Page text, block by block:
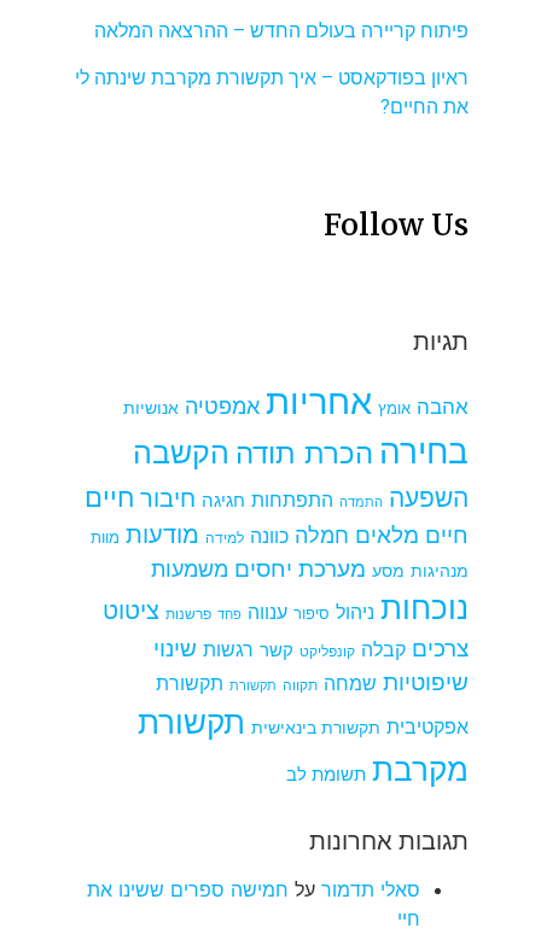
פיתוח קריירה בעולם החדש – ההרצאה המלאה
ראיון בפודקאסט – איך תקשורת מקרבת שינתה לי
את החיים?
Follow Us
תגיות
אהבה אומץ אחריות אמפטיה אנושיות
בחירה הכרת תודה הקשבה
השפעה התמדה התפתחות חגיגה חיבור חיים
חיים מלאים חמלה כוונה למידה מודעות מוות
מנהיגות מסע מערכת יחסים משמעות
נוכחות ניהול סיפור ענווה פחד פרשנות ציטוט
צרכים קבלה קונפליקט קשר רגשות שינוי
שיפוטיות שמחה תקווה תקשורת תקשורת
אפקטיבית תקשורת בינאישית תקשורת
מקרבת תשומת לב
תגובות אחרונות
סאלי תדמור על חמישה ספרים ששינו את
חיי